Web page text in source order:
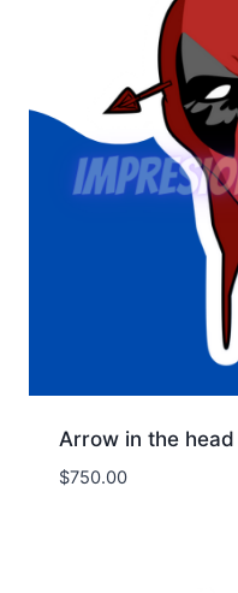
Arrow in the head
$750.00